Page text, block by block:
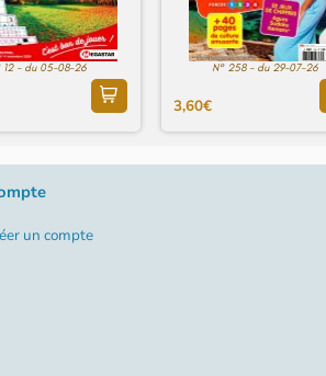
12 - du 05-08-26 N° 258 - du 29-07-26
3,60€
un compte